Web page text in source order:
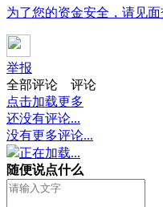
为了您的资金安全，请见
举报
全部评论
评论
点击加载更多
还没有评论...
没有更多评论...
正在加载...
随便说点什么